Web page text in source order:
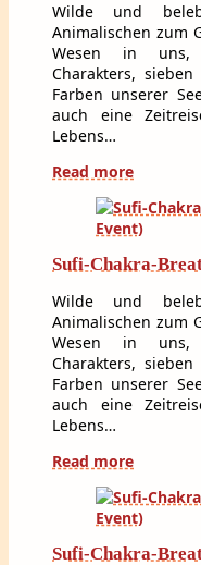
Wilde und
Animalischen zum
Wesen in uns,
Charakters,
Farben unserer
auch eine
Lebens…
Read more
Sufi-Chakra-
Wilde und
Animalischen zum
Wesen in uns,
Charakters,
Farben unserer
auch eine
Lebens…
Read more
Sufi-Chakra-